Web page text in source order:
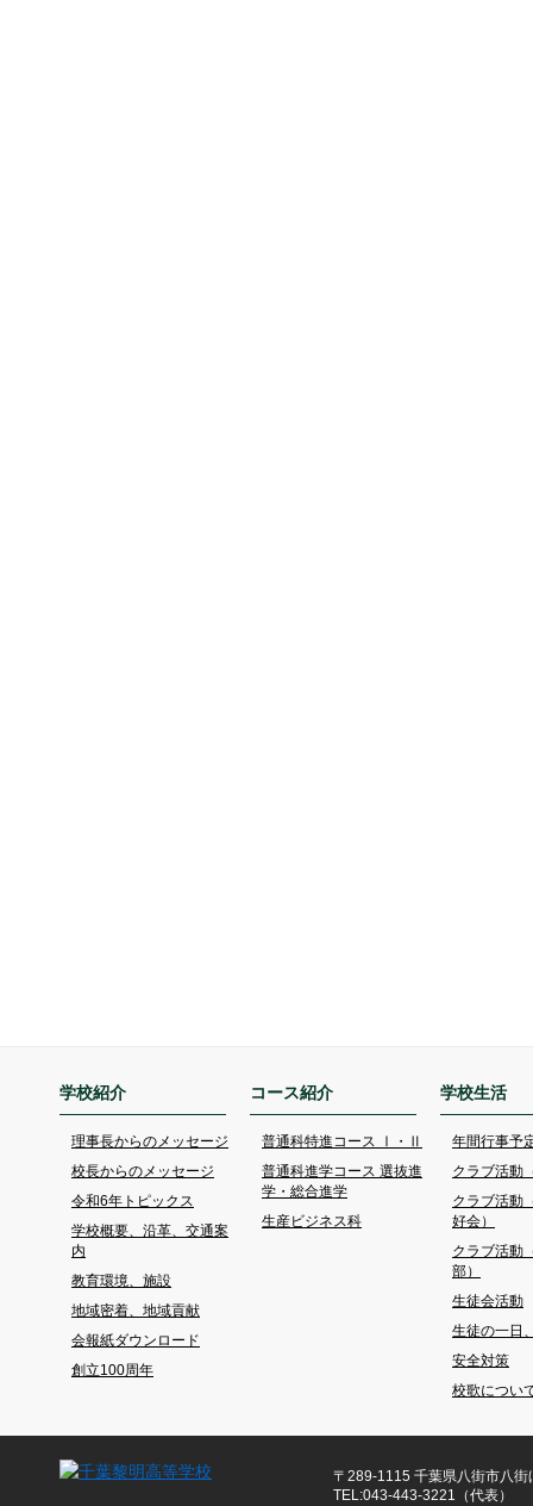
学校紹介
理事長からのメッセージ
校長からのメッセージ
令和6年トピックス
学校概要、沿革、交通案
内
教育環境、施設
地域密着、地域貢献
会報紙ダウンロード
創立100周年
コース紹介
普通科特進コース Ⅰ・Ⅱ
普通科進学コース 選抜進
学・総合進学
生産ビジネス科
学校生活
年間行事予
クラブ活動
クラブ活動
好会）
クラブ活動
部）
生徒会活動
生徒の一日
安全対策
校歌につい
〒289-1115 千葉県八街市八
TEL:043-443-3221（代表）